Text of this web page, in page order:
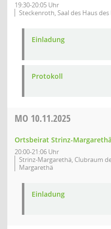
19:30-20:05 Uhr
Steckenroth, Saal des Haus
Einladung
Protokoll
MO 10.11.2025
Ortsbeirat Strinz-Margarethä
20:00-21:06 Uhr
Strinz-Margarethä, Clubraum
Margarethä
Einladung